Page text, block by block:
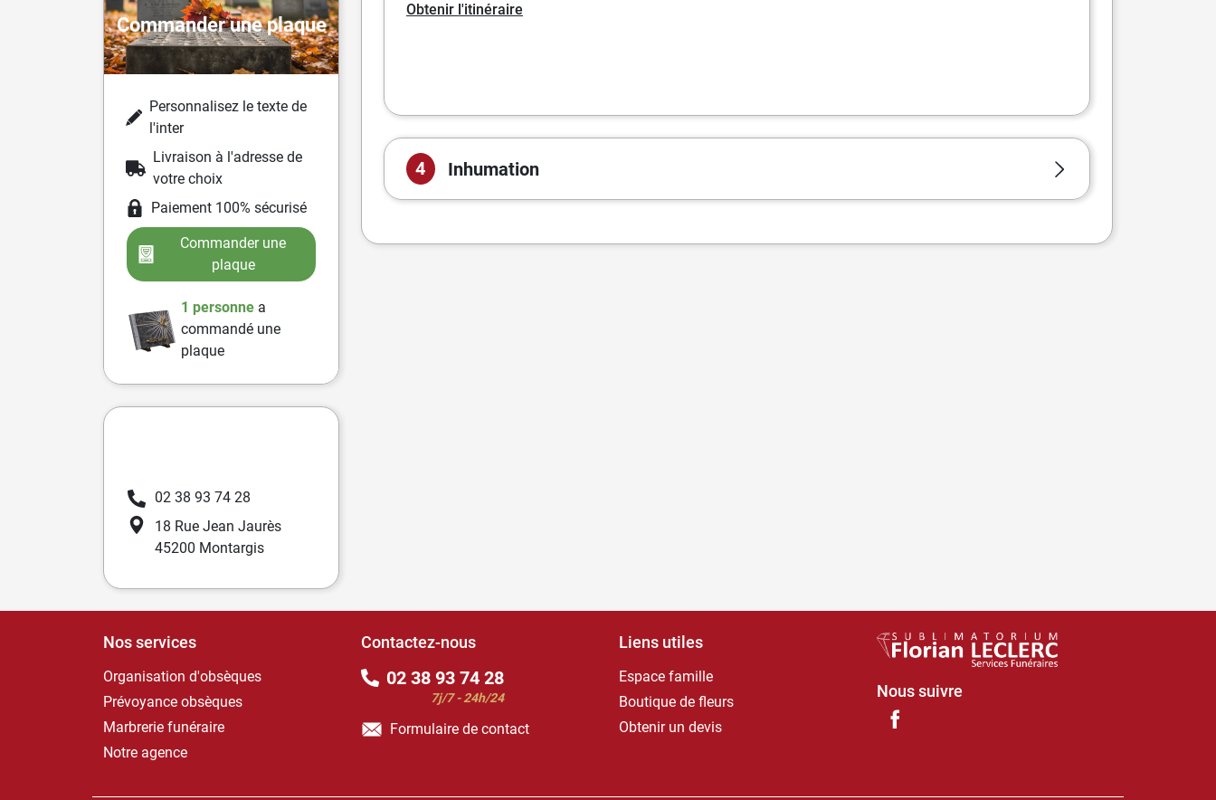
Commander une plaque
Personnalisez le texte de
l'inter
Livraison à l'adresse de
votre choix
Paiement 100% sécurisé
Commander une
plaque
1 personne a
commandé une
plaque
02 38 93 74 28
18 Rue Jean Jaurès
45200 Montargis
Obtenir l'itinéraire
4 Inhumation
Nos services
Organisation d'obsèques
Prévoyance obsèques
Marbrerie funéraire
Notre agence
Contactez-nous
02 38 93 74 28
7j/7 - 24h/24
Formulaire de contact
Liens utiles
Espace famille
Boutique de fleurs
Obtenir un devis
Nous suivre